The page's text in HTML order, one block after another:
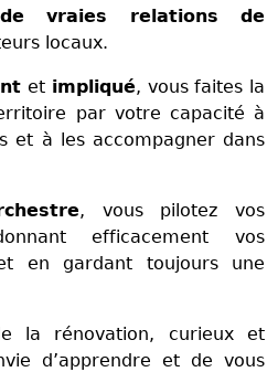
vraies relations de
locaux.
et impliqué, vous faites la
par votre capacité à
et à les accompagner dans
, vous pilotez vos
efficacement vos
en gardant toujours une
la rénovation, curieux et
d’apprendre et de vous